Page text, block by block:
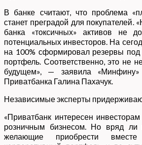
В банке считают, что проблема
станет преградой для покупателей.
банка «токсичных» активов не
потенциальных инвесторов. На
на 100% сформировал резервы
портфель. Соответственно, это не
будущем», — заявила «Минфину»
Приватбанка Галина Пахачук.
Независимые эксперты
«Приватбанк интересен
розничным бизнесом. Но вряд ли
желающие приобрести